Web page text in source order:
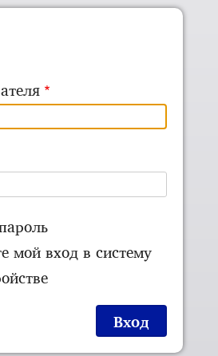
мой вход в систему